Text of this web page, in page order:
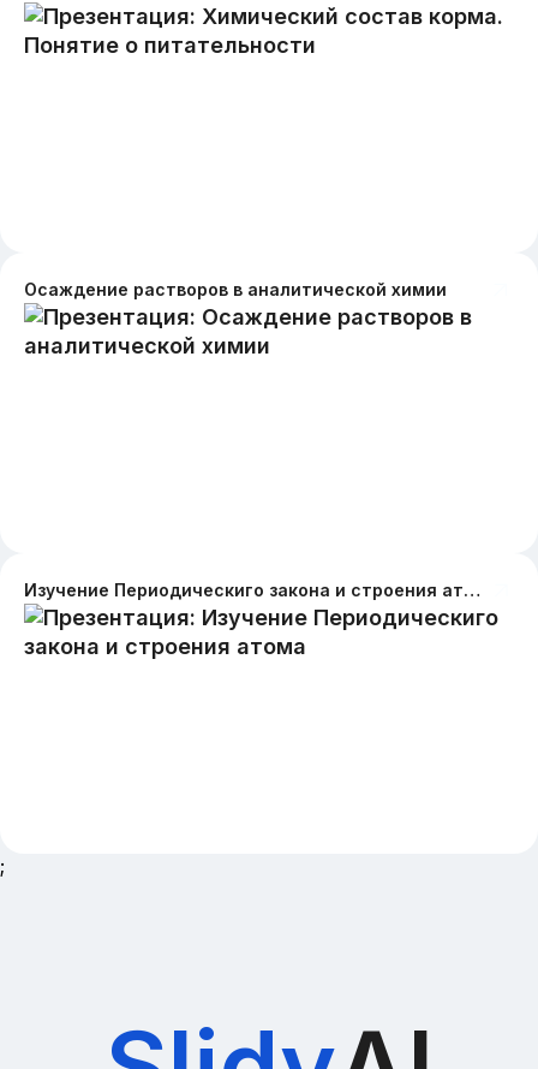
Осаждение растворов в аналитической химии
Изучение Периодическиго закона и строения атома
;